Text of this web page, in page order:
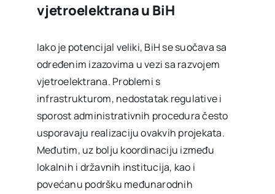
vjetroelektrana u BiH
Iako je potencijal veliki, BiH se suočava sa
određenim izazovima u vezi sa razvojem
vjetroelektrana. Problemi s
infrastrukturom, nedostatak regulative i
sporost administrativnih procedura često
usporavaju realizaciju ovakvih projekata.
Međutim, uz bolju koordinaciju između
lokalnih i državnih institucija, kao i
povećanu podršku međunarodnih